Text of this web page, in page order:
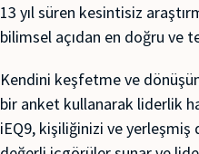
13 yıl süren kesintisiz
bilimsel açıdan en doğru ve
Kendini keşfetme ve
bir anket kullanarak liderlik
iEQ9, kişiliğinizi ve yerleşmiş